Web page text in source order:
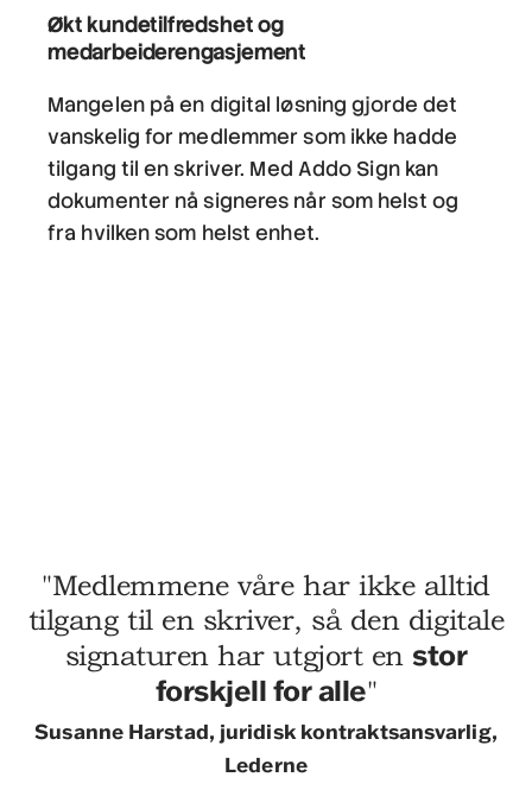
Økt kundetilfredshet og
medarbeiderengasjement
Mangelen på en digital løsning gjorde det
vanskelig for medlemmer som ikke hadde
tilgang til en skriver. Med Addo Sign kan
dokumenter nå signeres når som helst og
fra hvilken som helst enhet.
"Medlemmene våre har ikke alltid
tilgang til en skriver, så den digitale
signaturen har utgjort enstor
forskjell for alle"
Susanne Harstad, juridisk kontraktsansvarlig,
Lederne